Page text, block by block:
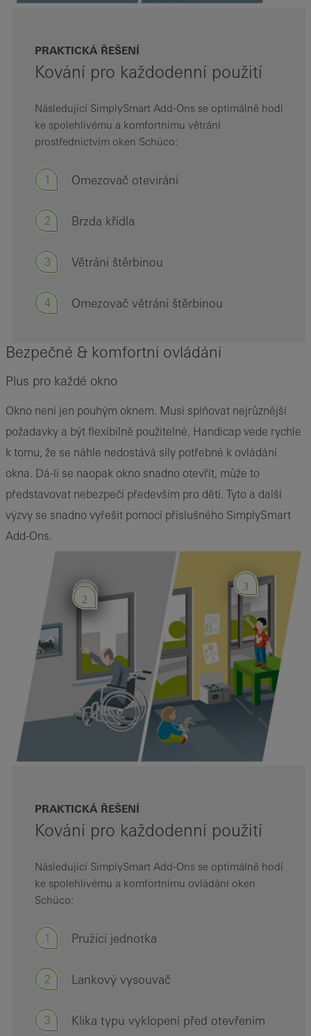
PRAKTICKÁ ŘEŠENÍ
Kování pro každodenní použití
Následující SimplySmart Add-Ons se optimálně hodí
ke spolehlivému a komfortnímu větrání
prostřednictvím oken Schüco:
1 Omezovač otevírání
2 Brzda křídla
3 Větrání štěrbinou
4 Omezovač větrání štěrbinou
Bezpečné & komfortní ovládání
Plus pro každé okno
Okno není jen pouhým oknem. Musí splňovat nejrůznější
požadavky a být flexibilně použitelné. Handicap vede rychle
k tomu, že se náhle nedostává síly potřebné k ovládání
okna. Dá-li se naopak okno snadno otevřít, může to
představovat nebezpečí především pro děti. Tyto a další
výzvy se snadno vyřešit pomocí příslušného SimplySmart
Add-Ons.
1
2
3
PRAKTICKÁ ŘEŠENÍ
Kování pro každodenní použití
Následující SimplySmart Add-Ons se optimálně hodí
ke spolehlivému a komfortnímu ovládání oken
Schüco:
1 Pružící jednotka
2 Lankový vysouvač
3 Klika typu vyklopení před otevřením